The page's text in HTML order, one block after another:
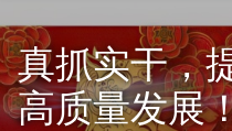
真抓实干，
高质量发展